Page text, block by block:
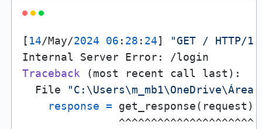
[ 14/May/2024 06 : 28 : 24]
"GET / HTTP/
Traceback
(most recent call last) :
  File
response = get_response(request)
               ^^^^^^^^^^^^^^^^^^^^^